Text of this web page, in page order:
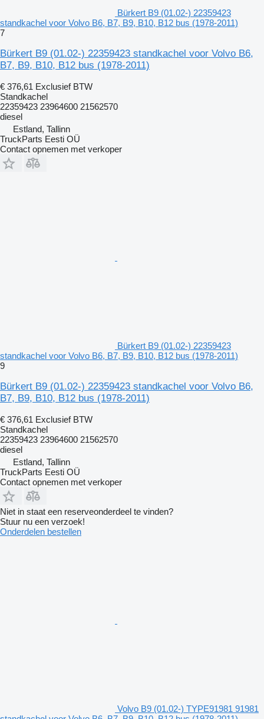
Bürkert B9 (01.02-) 22359423
standkachel voor Volvo B6, B7, B9, B10, B12 bus (1978-2011)
7
Bürkert B9 (01.02-) 22359423 standkachel voor Volvo B6,
B7, B9, B10, B12 bus (1978-2011)
€ 376,61 Exclusief BTW
Standkachel
22359423 23964600 21562570
diesel
Estland, Tallinn
TruckParts Eesti OÜ
Contact opnemen met verkoper
Bürkert B9 (01.02-) 22359423
standkachel voor Volvo B6, B7, B9, B10, B12 bus (1978-2011)
9
Bürkert B9 (01.02-) 22359423 standkachel voor Volvo B6,
B7, B9, B10, B12 bus (1978-2011)
€ 376,61 Exclusief BTW
Standkachel
22359423 23964600 21562570
diesel
Estland, Tallinn
TruckParts Eesti OÜ
Contact opnemen met verkoper
Niet in staat een reserveonderdeel te vinden?
Stuur nu een verzoek!
Onderdelen bestellen
Volvo B9 (01.02-) TYPE91981 91981